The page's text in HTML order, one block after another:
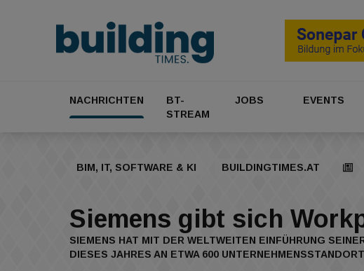
NACHRICHTEN
BT-
STREAM
JOBS EVENTS
BIM, IT, SOFTWARE & KI BUILDINGTIMES.AT
Siemens gibt sich
SIEMENS HAT MIT DER WELTWEITEN EINFÜHRUNG
DIESES JAHRES AN ETWA 600